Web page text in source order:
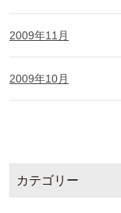
2009年11月
2009年10月
カテゴリー